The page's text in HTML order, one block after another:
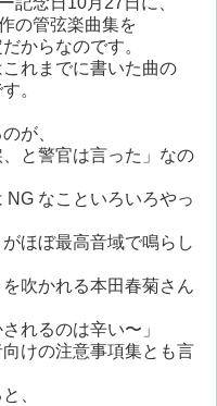
の管弦楽曲集を
からなのです。
れまでに書いた曲の
。
が、
と警官は言った」なの
なこといろいろやっ
ほぼ最高音域で鳴らし
吹かれる本田春菊さん
れるのは辛い〜」
けの注意事項集とも言
、